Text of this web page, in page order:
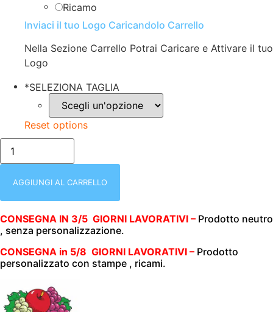
Ricamo
Inviaci il tuo Logo Caricandolo Carrello
Nella Sezione Carrello Potrai Caricare e Attivare il tuo
Logo
*SELEZIONA TAGLIA
Reset options
POLO
UOMO|
MEZZA
COTONE
180
GR/M2
FRUIT
OF
THE
PREMIUM
AGGIUNGI AL CARRELLO
CONSEGNA IN 3/5 GIORNI LAVORATIVI – Prodotto neutro
, senza personalizzazione.
CONSEGNA in 5/8 GIORNI LAVORATIVI – Prodotto
personalizzato con stampe , ricami.